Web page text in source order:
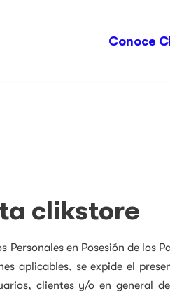
Conoce
clikstore
en Posesión de los
aplicables, se expide el
clientes y/o en general